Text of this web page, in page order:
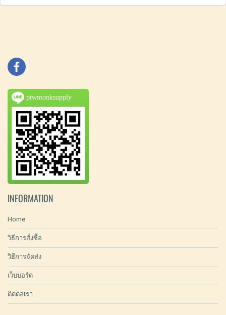
ptwmonksupply
INFORMATION
Home
วิธีการสั่งซื้อ
วิธีการจัดส่ง
เว็บบอร์ด
ติดต่อเรา